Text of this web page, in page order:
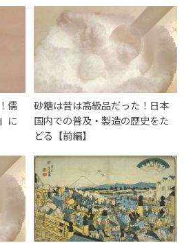
儒
に
砂糖は昔は高級品だった！日本
国内での普及・製造の歴史をた
どる【前編】